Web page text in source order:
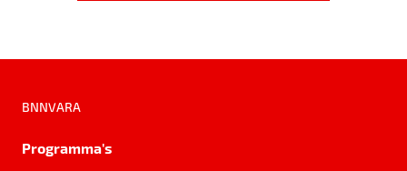
BNNVARA
Programma's